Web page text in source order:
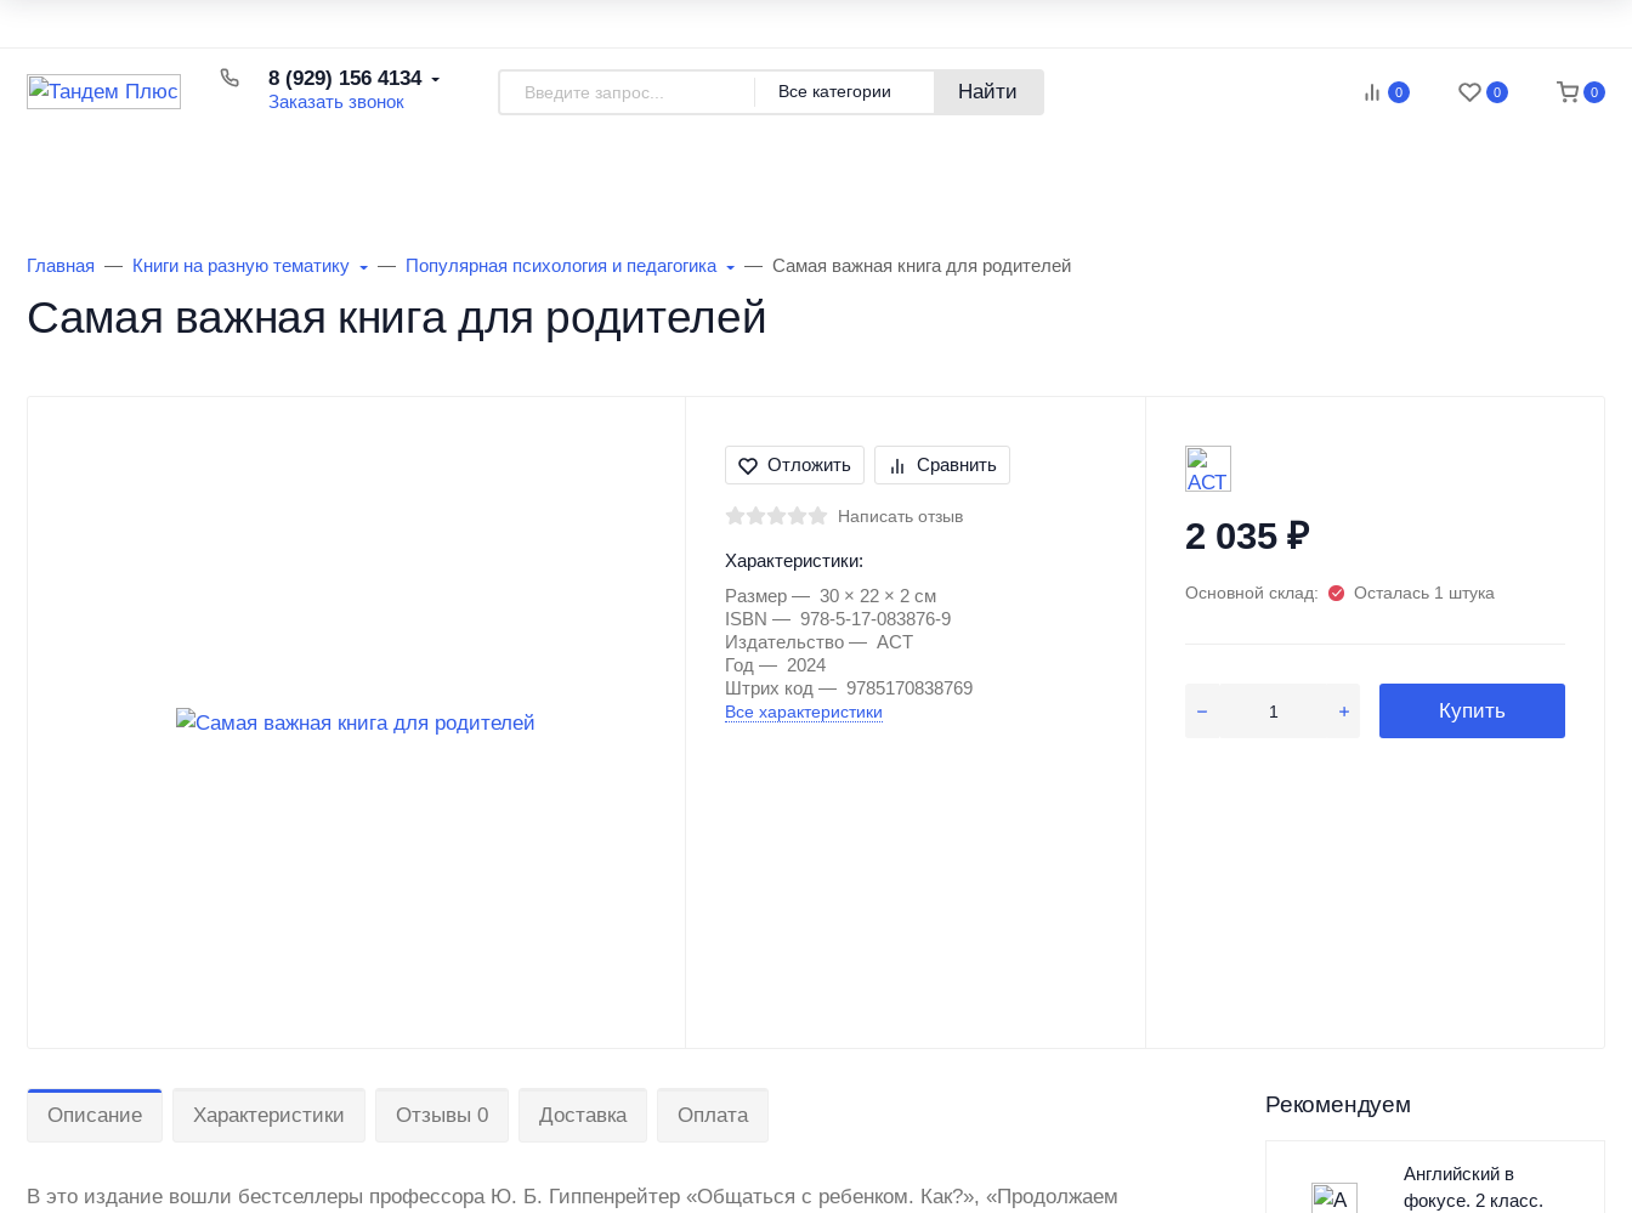
8 (929) 156 4134
Заказать звонок Все категории Найти 0 0 0
Главная Книги на разную тематику Популярная психология и педагогика Самая важная книга для родителей
Самая важная книга для родителей
Отложить Сравнить
Написать отзыв
Характеристики:
Размер
30 × 22 × 2 см
ISBN
978-5-17-083876-9
Издательство
АСТ
Год
2024
Штрих код
9785170838769
Все характеристики
2 035₽
Основной склад: Осталась 1 штука
Купить
Описание Характеристики Отзывы 0 Доставка Оплата
В это издание вошли бестселлеры профессора Ю. Б. Гиппенрейтер «Общаться с ребенком. Как?», «Продолжаем
Рекомендуем
Английский в
фокусе. 2 класс.